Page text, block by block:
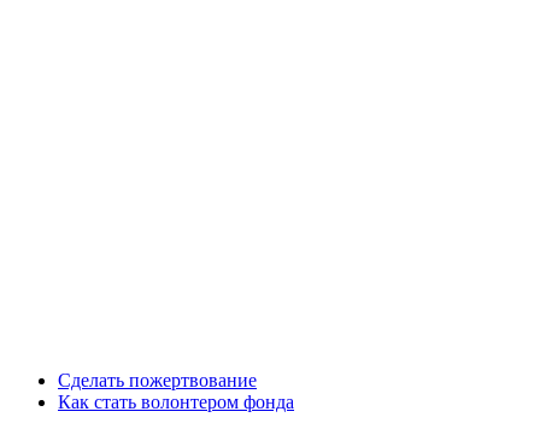
Сделать пожертвование
Как стать волонтером фонда